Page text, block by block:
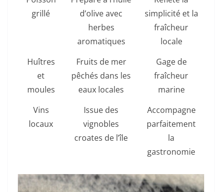
grillé
d’olive avec
herbes
aromatiques
simplicité et la
fraîcheur
locale
Huîtres
et
moules
Fruits de mer
pêchés dans les
eaux locales
Gage de
fraîcheur
marine
Vins
locaux
Issue des
vignobles
croates de l’île
Accompagne
parfaitement
la
gastronomie